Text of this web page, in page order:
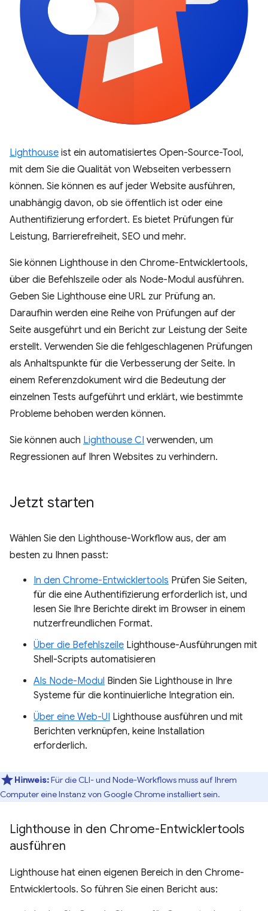
Lighthouse ist ein automatisiertes Open-Source-Tool,
mit dem Sie die Qualität von Webseiten verbessern
können. Sie können es auf jeder Website ausführen,
unabhängig davon, ob sie öffentlich ist oder eine
Authentifizierung erfordert. Es bietet Prüfungen für
Leistung, Barrierefreiheit, SEO und mehr.
Sie können Lighthouse in den Chrome-Entwicklertools,
über die Befehlszeile oder als Node-Modul ausführen.
Geben Sie Lighthouse eine URL zur Prüfung an.
Daraufhin werden eine Reihe von Prüfungen auf der
Seite ausgeführt und ein Bericht zur Leistung der Seite
erstellt. Verwenden Sie die fehlgeschlagenen Prüfungen
als Anhaltspunkte für die Verbesserung der Seite. In
einem Referenzdokument wird die Bedeutung der
einzelnen Tests aufgeführt und erklärt, wie bestimmte
Probleme behoben werden können.
Sie können auch Lighthouse CI verwenden, um
Regressionen auf Ihren Websites zu verhindern.
Jetzt starten
Wählen Sie den Lighthouse-Workflow aus, der am
besten zu Ihnen passt:
In den Chrome-Entwicklertools Prüfen Sie Seiten,
für die eine Authentifizierung erforderlich ist, und
lesen Sie Ihre Berichte direkt im Browser in einem
nutzerfreundlichen Format.
Über die Befehlszeile Lighthouse-Ausführungen mit
Shell-Scripts automatisieren
Als Node-Modul Binden Sie Lighthouse in Ihre
Systeme für die kontinuierliche Integration ein.
Über eine Web-UI Lighthouse ausführen und mit
Berichten verknüpfen, keine Installation
erforderlich.
Hinweis:Für die CLI- und Node-Workflows muss auf Ihrem
Computer eine Instanz von Google Chrome installiert sein.
Lighthouse in den Chrome-Entwicklertools
ausführen
Lighthouse hat einen eigenen Bereich in den Chrome-
Entwicklertools. So führen Sie einen Bericht aus: